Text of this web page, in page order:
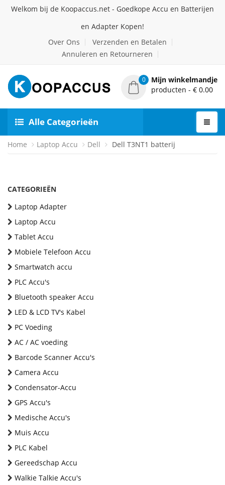
Welkom bij de Koopaccus.net - Goedkope Accu en Batterijen
en Adapter Kopen!
Over Ons
Verzenden en Betalen
Annuleren en Retourneren
0
Mijn winkelmandje
producten - € 0.00
Alle Categorieën
Home Laptop Accu Dell Dell T3NT1 batterij
CATEGORIEËN
Laptop Adapter
Laptop Accu
Tablet Accu
Mobiele Telefoon Accu
Smartwatch accu
PLC Accu's
Bluetooth speaker Accu
LED & LCD TV's Kabel
PC Voeding
AC / AC voeding
Barcode Scanner Accu's
Camera Accu
Condensator-Accu
GPS Accu's
Medische Accu's
Muis Accu
PLC Kabel
Gereedschap Accu
Walkie Talkie Accu's